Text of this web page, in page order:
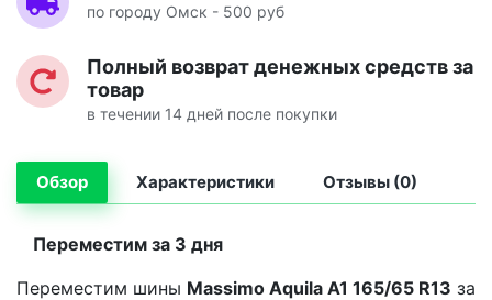
по городу Омск - 500 руб
Полный возврат денежных средств за
товар
в течении 14 дней после покупки
Обзор Характеристики Отзывы (0)
Переместим за 3 дня
Переместим шины Massimo Aquila A1 165/65 R13 за